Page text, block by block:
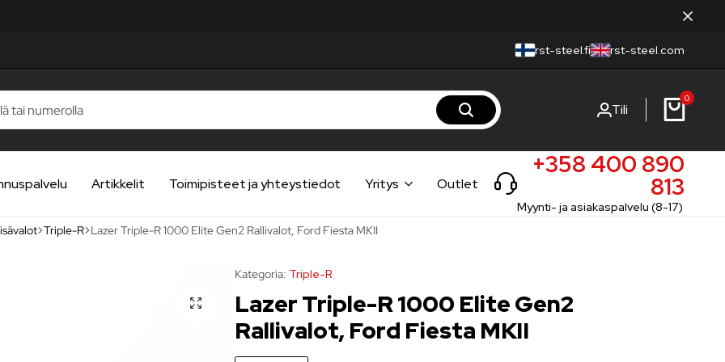
rst-steel.fi rst-steel.com
Tili
0
Artikkelit Toimipisteet ja yhteystiedot Yritys Outlet
+358 400 890
813
Myynti- ja asiakaspalvelu (8-17)
Triple-R Lazer Triple-R 1000 Elite Gen2 Rallivalot, Ford Fiesta MKII
Kategoria: Triple-R
Lazer Triple-R 1000 Elite Gen2
Rallivalot, Ford Fiesta MKII